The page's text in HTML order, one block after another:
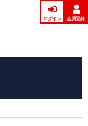
ログイン 会員登録